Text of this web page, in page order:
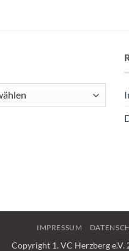
IMPRESSUM
Copyright 1. VC Herzberg e.V.